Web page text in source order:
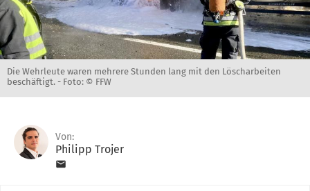
Die Wehrleute waren mehrere Stunden lang mit den Löscharbeiten
beschäftigt. - Foto: © FFW
Von:
Philipp Trojer